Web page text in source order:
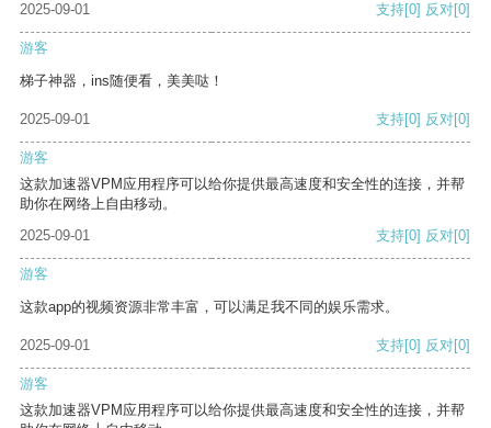
2025-09-01
支持[0] 反对[0]
游客
梯子神器，ins随便看，美美哒！
2025-09-01 支持[0] 反对[0]
游客
这款加速器VPM应用程序可以给你提供最高速度和安全性的连接，并帮
助你在网络上自由移动。
2025-09-01
支持[0] 反对[0]
游客
这款app的视频资源非常丰富，可以满足我不同的娱乐需求。
2025-09-01 支持[0] 反对[0]
游客
这款加速器VPM应用程序可以给你提供最高速度和安全性的连接，并帮